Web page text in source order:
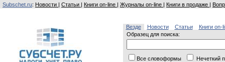
Subschet.ru: Новости | Статьи | Книги on-line | Журналы on-line | Книги в продаже |
Везде Новости Статьи
Книги on-
Образец для поиска:
Все словоформы Нечеткий